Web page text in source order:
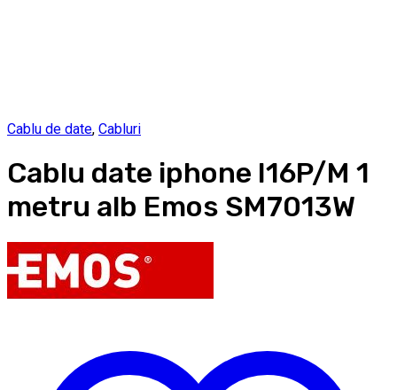
Cablu de date, Cabluri
Cablu date iphone I16P/M 1
metru alb Emos SM7013W